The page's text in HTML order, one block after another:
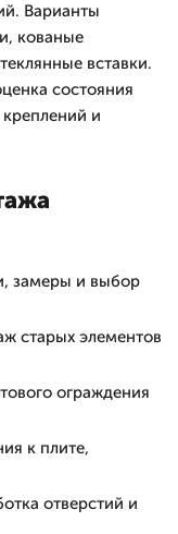
Варианты
кованые
вставки.
состояния
и
замеры и выбор
старых элементов
ограждения
к плите,
отверстий и